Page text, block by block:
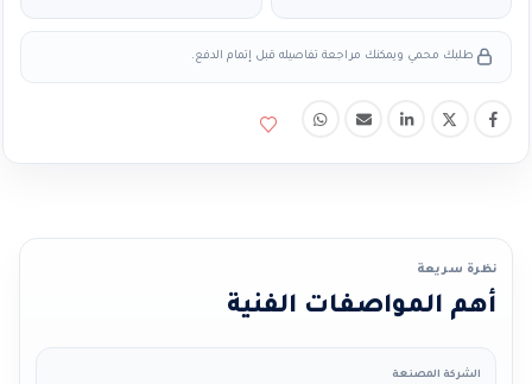
طلبك محمي ويمكنك مراجعة تفاصيله قبل إتمام الدفع.
نظرة سريعة
أهم المواصفات الفنية
الشركة المصنعة